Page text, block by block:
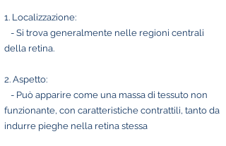
1. Localizzazione:
- Si trova generalmente nelle regioni centrali
della retina.
2. Aspetto:
- Può apparire come una massa di tessuto non
funzionante, con caratteristiche contrattili, tanto da
indurre pieghe nella retina stessa